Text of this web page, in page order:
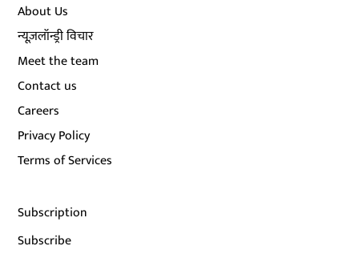
About Us
न्यूज़लॉन्ड्री विचार
Meet the team
Contact us
Careers
Privacy Policy
Terms of Services
Subscription
Subscribe